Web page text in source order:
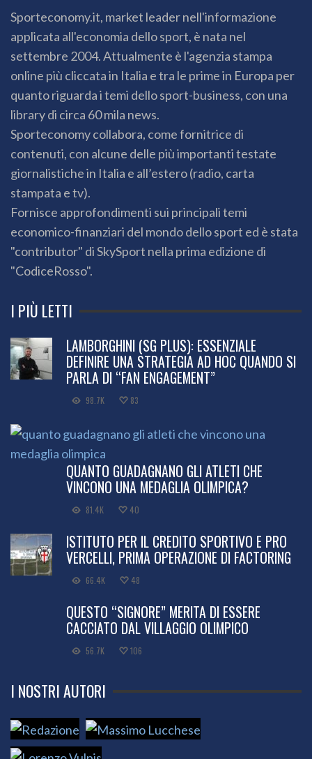
Sporteconomy.it, market leader nell'informazione
applicata all'economia dello sport, è nata nel
settembre 2004. Attualmente è l'agenzia stampa
online più cliccata in Italia e tra le prime in Europa per
quanto riguarda i temi dello sport-business, con una
library di circa 60 mila news.
Sporteconomy collabora, come fornitrice di
contenuti, con alcune delle più importanti testate
giornalistiche in Italia e all’estero (radio, carta
stampata e tv).
Fornisce approfondimenti sui principali temi
economico-finanziari del mondo dello sport ed è stata
"contributor" di SkySport nella prima edizione di
"CodiceRosso".
I PIÙ LETTI
LAMBORGHINI (SG PLUS): ESSENZIALE
DEFINIRE UNA STRATEGIA AD HOC QUANDO SI
PARLA DI “FAN ENGAGEMENT”
98.7K 83
QUANTO GUADAGNANO GLI ATLETI CHE
VINCONO UNA MEDAGLIA OLIMPICA?
81.4K 40
ISTITUTO PER IL CREDITO SPORTIVO E PRO
VERCELLI, PRIMA OPERAZIONE DI FACTORING
66.4K 48
QUESTO “SIGNORE” MERITA DI ESSERE
CACCIATO DAL VILLAGGIO OLIMPICO
56.7K 106
I NOSTRI AUTORI